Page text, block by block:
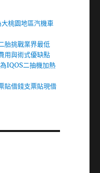
桃園地區汽機車
胎挑戰業界最低
用與術式優缺點
IQOS二抽機加熱
貼借錢支票貼現借